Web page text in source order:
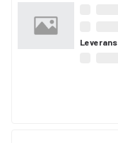
Leverans